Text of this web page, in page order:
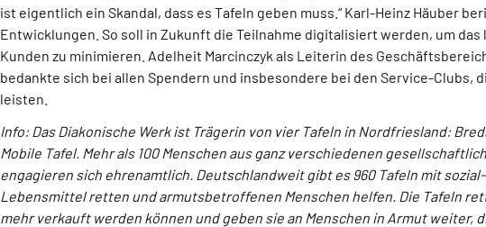
ist eigentlich ein Skandal, dass es Tafeln geben muss.“ Karl-Heinz Häuber
Entwicklungen. So soll in Zukunft die Teilnahme digitalisiert werden, um
Kunden zu minimieren. Adelheit Marcinczyk als Leiterin des
bedankte sich bei allen Spendern und insbesondere bei den Service-Clubs,
leisten.
Info: Das Diakonische Werk ist Trägerin von vier Tafeln in Nordfriesland:
Mobile Tafel. Mehr als 100 Menschen aus ganz verschiedenen
engagieren sich ehrenamtlich. Deutschlandweit gibt es 960 Tafeln mit
Lebensmittel retten und armutsbetroffenen Menschen helfen. Die Tafeln
mehr verkauft werden können und geben sie an Menschen in Armut weiter,